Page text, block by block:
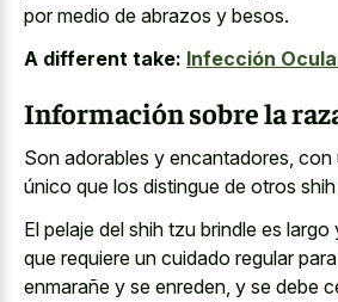
por medio de abrazos y besos.
A different take: Infección
Información sobre la
Son adorables y encantadores, con
único que los distingue de otros
El pelaje del shih tzu brindle es
que requiere un cuidado regular
enmarañe y se enreden, y se debe